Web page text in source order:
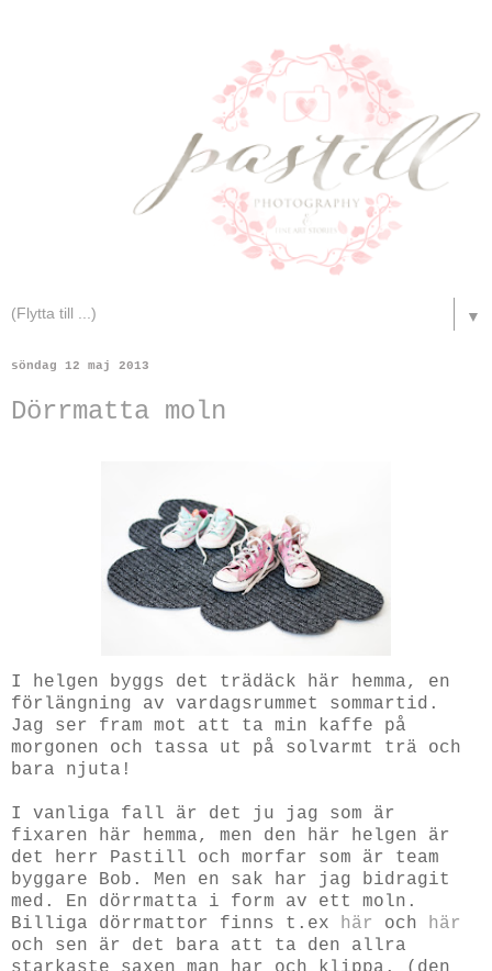
▼
söndag 12 maj 2013
Dörrmatta moln
I helgen byggs det trädäck här hemma, en
förlängning av vardagsrummet sommartid.
Jag ser fram mot att ta min kaffe på
morgonen och tassa ut på solvarmt trä och
bara njuta!
I vanliga fall är det ju jag som är
fixaren här hemma, men den här helgen är
det herr Pastill och morfar som är team
byggare Bob. Men en sak har jag bidragit
med. En dörrmatta i form av ett moln.
Billiga dörrmattor finns t.ex här och här
och sen är det bara att ta den allra